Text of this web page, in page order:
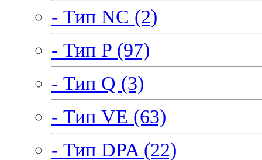
- Тип NC (2)
- Тип P (97)
- Тип Q (3)
- Тип VE (63)
- Тип DPA (22)